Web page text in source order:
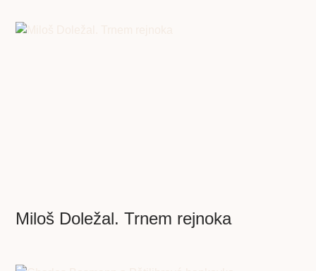
Miloš Doležal. Trnem rejnoka